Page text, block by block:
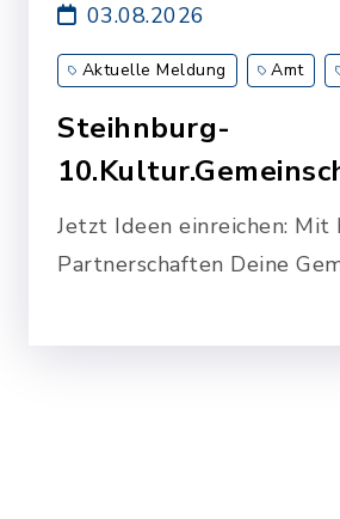
Steihnburg-
Suche nach Pr…
Jetzt Ideen einreichen:
Partnerschaften Deine
03.08.2026
Aktuelle Meldung Amt
Breitenberg
Kronsmoor
Lägerdorf